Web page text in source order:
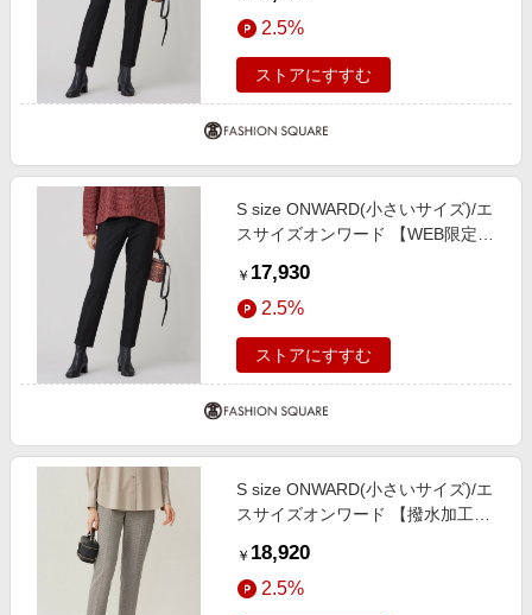
定]ブラック 30
2.5%
ストアにすすむ
S size ONWARD(小さいサイズ)/エ
スサイズオンワード 【WEB限定カ
ギャバテーパード パンツ [WEB限
定]ブラック 34
￥ 17,930
2.5%
ストアにすすむ
S size ONWARD(小さいサイズ)/エ
スサイズオンワード 【撥水加工・
パード パンツ ベージュ系チェック
30
￥ 18,920
2.5%